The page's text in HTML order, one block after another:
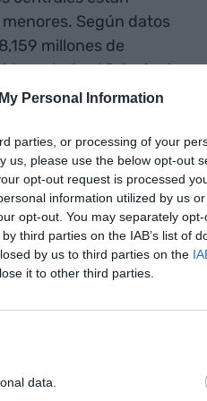
Personal Information
parties, or processing of your
us, please use the below opt-out
opt-out request is processed
information utilized by us
opt-out. You may separately
third parties on the IAB’s list of
by us to third parties on the
it to other third parties.
data.
Según datos
millones de
en todo el Principat.
de las
para los
23% sobre el total
l'Ebre, lo que
la vicepresidenta de la
, Mercedes Teruel.
el conjunto de
el agua y los
en 2022, sector que a
esto afecta al
catalana, y no es por
alrededor del 70 y